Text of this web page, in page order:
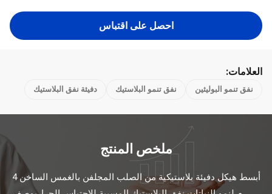
احصل على اقتباس
العلامات:
نفق تنمو البوليثين نفق تنمو البلاستيك دفيئة نفق البلاستيك
ملخص المنتج